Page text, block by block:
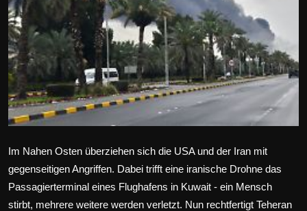
Wissenschaft & Gesundheit
Deutsch
Im Nahen Osten überziehen sich die USA und der Iran mit
gegenseitigen Angriffen. Dabei trifft eine iranische Drohne das
Passagierterminal eines Flughafens in Kuwait - ein Mensch
stirbt, mehrere weitere werden verletzt. Nun rechtfertigt Teheran